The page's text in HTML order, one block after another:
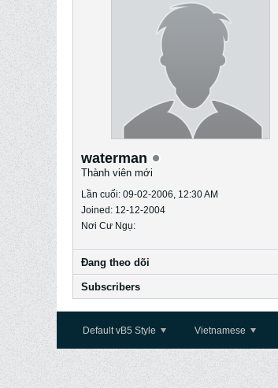
waterman
Thành viên mới
Lần cuối: 09-02-2006, 12:30 AM
Joined: 12-12-2004
Nơi Cư Ngụ:
Ðang theo dõi
Subscribers
Default vB5 Style Vietnamese